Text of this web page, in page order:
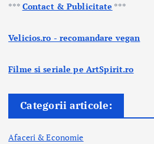
*** Contact & Publicitate ***
Velicios.ro - recomandare vegan
Filme si seriale pe ArtSpirit.ro
Categorii articole:
Afaceri & Economie